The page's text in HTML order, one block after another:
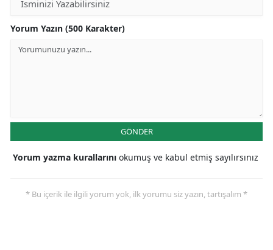
Yorum Yazın (500 Karakter)
GÖNDER
Yorum yazma kurallarını okumuş ve kabul etmiş sayılırsınız
* Bu içerik ile ilgili yorum yok, ilk yorumu siz yazın, tartışalım *